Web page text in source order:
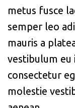
metus fusce
semper leo
mauris a
vestibulum eu
consectetur
molestie